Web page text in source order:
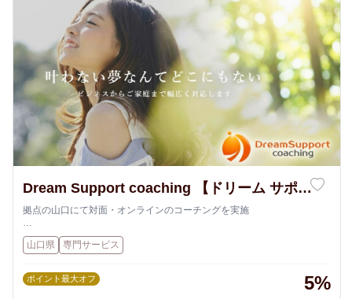
Dream Support coaching 【ドリーム サポー
ト コーチング】
拠点の山口にて対面・オンラインのコーチングを実施
子どもたちの夢をかなえたい」という思いから教員になりましたが、本
当に夢をかなえるために必要なの知識や技能ではなく、マインドのあり
コーチングや教育への熱意、日々研鑽する姿勢は、誰にも負けません。
山口県 専門サービス
ポイント最大オフ 5%